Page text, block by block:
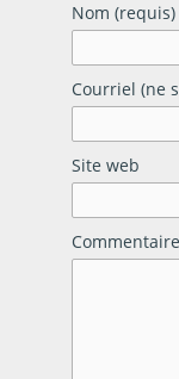
Nom (requis)
Courriel (ne
Site web
Commentaire